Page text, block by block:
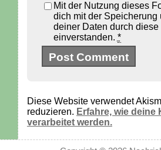
Mit der Nutzung dieses
dich mit der Speicherung
deiner Daten durch diese
einverstanden. *
Diese Website verwendet
reduzieren. Erfahre, wie deine
verarbeitet werden.